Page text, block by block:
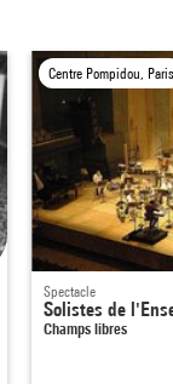
Centre Pompidou,
Spectacle
Solistes de
Champs libres